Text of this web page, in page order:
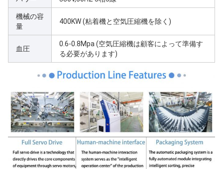
機械の容
量
400KW (粘着機と空気圧縮機を除く)
血圧
0.6-0.8Mpa (空気圧縮機は顧客によって準備す
る必要があります)